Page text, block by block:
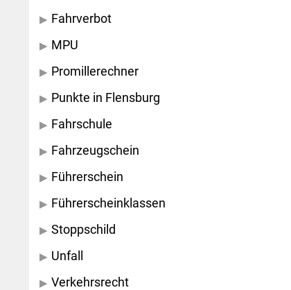
Fahrverbot
MPU
Promillerechner
Punkte in Flensburg
Fahrschule
Fahrzeugschein
Führerschein
Führerscheinklassen
Stoppschild
Unfall
Verkehrsrecht